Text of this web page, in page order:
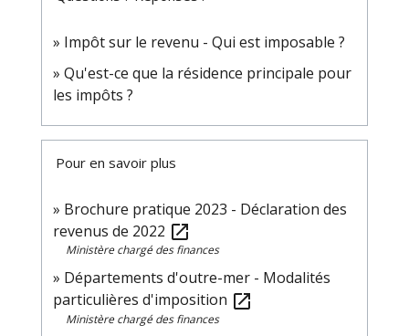
Impôt sur le revenu - Qui est imposable ?
Qu'est-ce que la résidence principale pour
les impôts ?
Pour en savoir plus
Brochure pratique 2023 - Déclaration des
revenus de 2022 open_in_new
Ministère chargé des finances
Départements d'outre-mer - Modalités
particulières d'imposition open_in_new
Ministère chargé des finances